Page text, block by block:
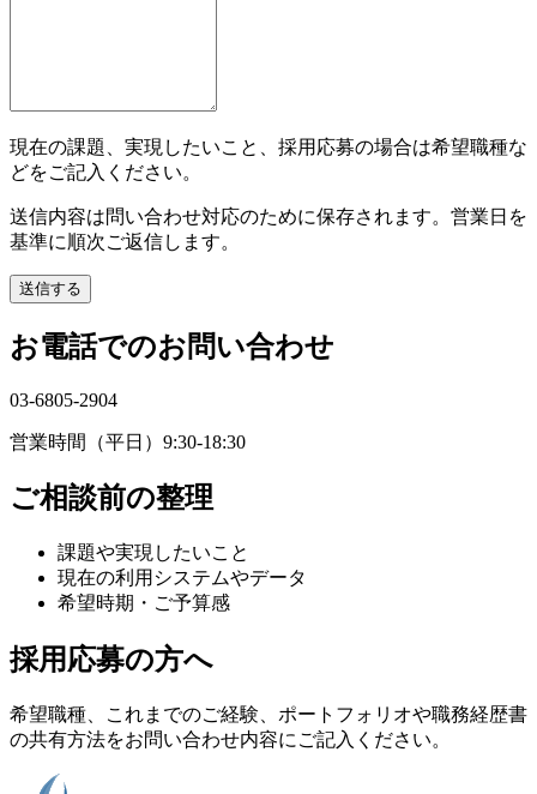
現在の課題、実現したいこと、採用応募の場合は希望職種な
どをご記入ください。
送信内容は問い合わせ対応のために保存されます。営業日を
基準に順次ご返信します。
送信する
お電話でのお問い合わせ
03-6805-2904
営業時間（平日）9:30-18:30
ご相談前の整理
課題や実現したいこと
現在の利用システムやデータ
希望時期・ご予算感
採用応募の方へ
希望職種、これまでのご経験、ポートフォリオや職務経歴書
の共有方法をお問い合わせ内容にご記入ください。